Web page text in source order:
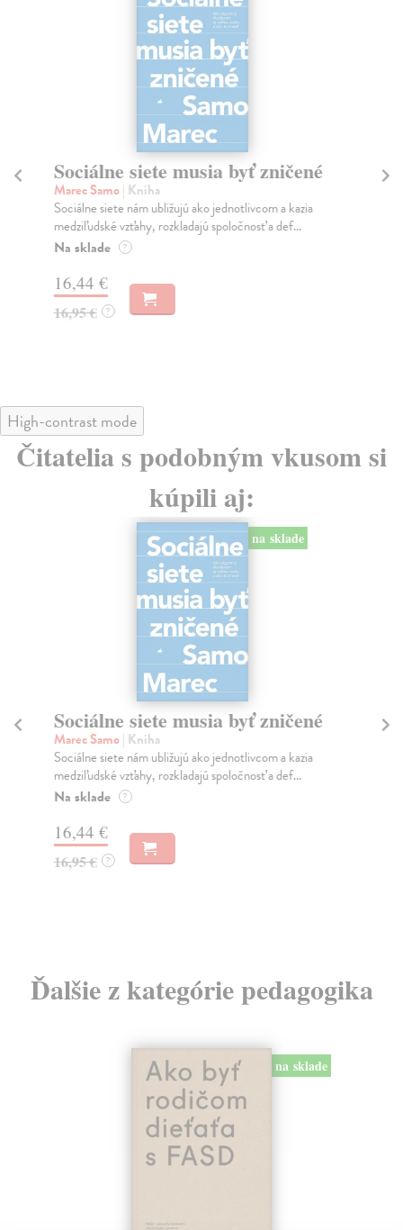
Sociálne siete musia byť zničené
Marec Samo| Kniha
Sociálne siete nám ubližujú ako jednotlivcom a kazia
medziľudské vzťahy, rozkladajú spoločnosť a def...
Na sklade ?
16,44 €
16,95 € ?
High-contrast mode
Čitatelia s podobným vkusom si
kúpili aj:
na sklade
Sociálne siete musia byť zničené
Marec Samo| Kniha
Sociálne siete nám ubližujú ako jednotlivcom a kazia
medziľudské vzťahy, rozkladajú spoločnosť a def...
Na sklade ?
16,44 €
16,95 € ?
Ďalšie z kategórie pedagogika
na sklade